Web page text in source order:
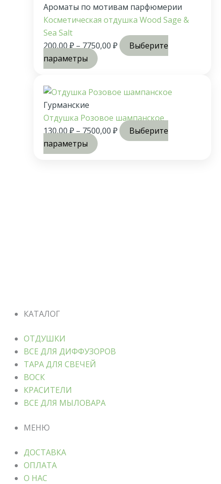
Ароматы по мотивам парфюмерии
Косметическая отдушка Wood Sage &
Sea Salt
200,00₽–7750,00 ₽
Выберите
параметры
Гурманские
Отдушка Розовое шампанское
130,00₽–7500,00 ₽
Выберите
параметры
КАТАЛОГ
ОТДУШКИ
ВСЕ ДЛЯ ДИФФУЗОРОВ
ТАРА ДЛЯ СВЕЧЕЙ
ВОСК
КРАСИТЕЛИ
ВСЕ ДЛЯ МЫЛОВАРА
МЕНЮ
ДОСТАВКА
ОПЛАТА
О НАС